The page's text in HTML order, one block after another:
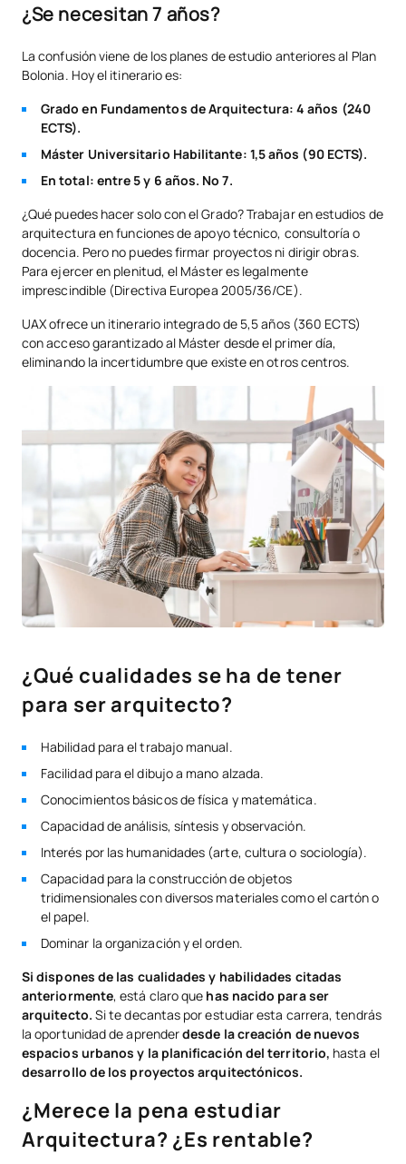
¿Se necesitan 7 años?
La confusión viene de los planes de estudio anteriores al Plan
Bolonia. Hoy el itinerario es:
Grado en Fundamentos de Arquitectura: 4 años (240
ECTS).
Máster Universitario Habilitante: 1,5 años (90 ECTS).
En total: entre 5 y 6 años. No 7.
¿Qué puedes hacer solo con el Grado? Trabajar en estudios de
arquitectura en funciones de apoyo técnico, consultoría o
docencia. Pero no puedes firmar proyectos ni dirigir obras.
Para ejercer en plenitud, el Máster es legalmente
imprescindible (Directiva Europea 2005/36/CE).
UAX ofrece un itinerario integrado de 5,5 años (360 ECTS)
con acceso garantizado al Máster desde el primer día,
eliminando la incertidumbre que existe en otros centros.
¿Qué cualidades se ha de tener
para ser arquitecto?
Habilidad para el trabajo manual.
Facilidad para el dibujo a mano alzada.
Conocimientos básicos de física y matemática.
Capacidad de análisis, síntesis y observación.
Interés por las humanidades (arte, cultura o sociología).
Capacidad para la construcción de objetos
tridimensionales con diversos materiales como el cartón o
el papel.
Dominar la organización y el orden.
Si dispones de las cualidades y habilidades citadas
anteriormente, está claro que has nacido para ser
arquitecto. Si te decantas por estudiar esta carrera, tendrás
la oportunidad de aprenderdesde la creación de nuevos
espacios urbanos y la planificación del territorio, hasta el
desarrollo de los proyectos arquitectónicos.
¿Merece la pena estudiar
Arquitectura? ¿Es rentable?